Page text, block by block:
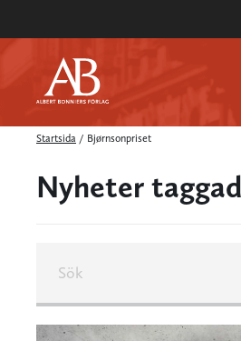
Startsida / Bjørnsonpriset
Nyheter